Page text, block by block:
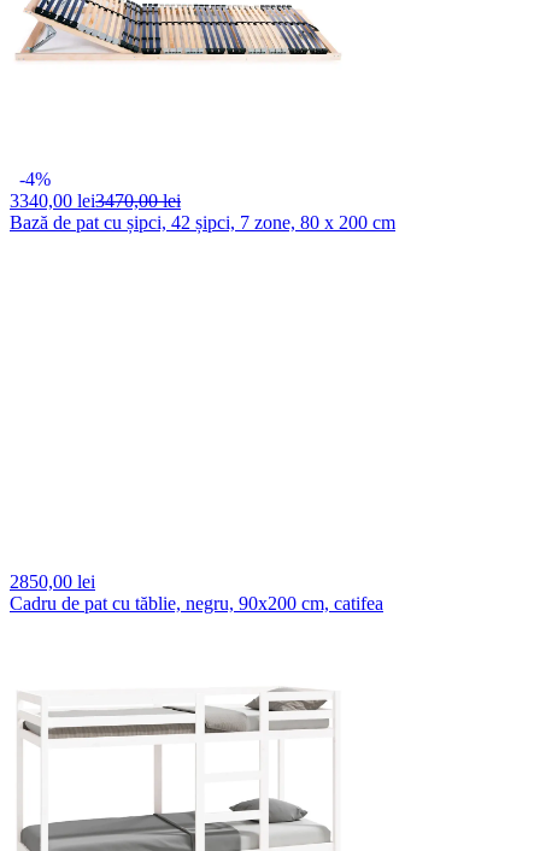
-4%
3340,00 lei3470,00 lei
Bază de pat cu șipci, 42 șipci, 7 zone, 80 x 200 cm
2850,00 lei
Cadru de pat cu tăblie, negru, 90x200 cm, catifea